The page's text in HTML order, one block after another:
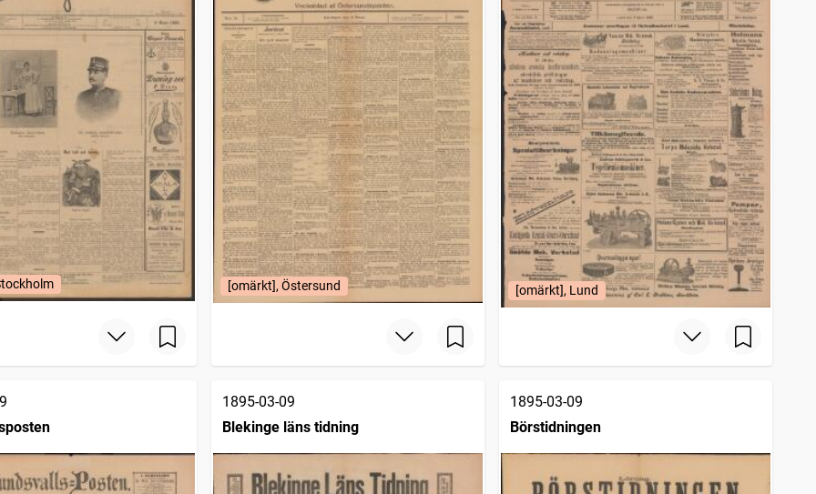
[omärkt], Östersund [omärkt], Lund
1895-03-09
Blekinge läns tidning
1895-03-09
Börstidningen